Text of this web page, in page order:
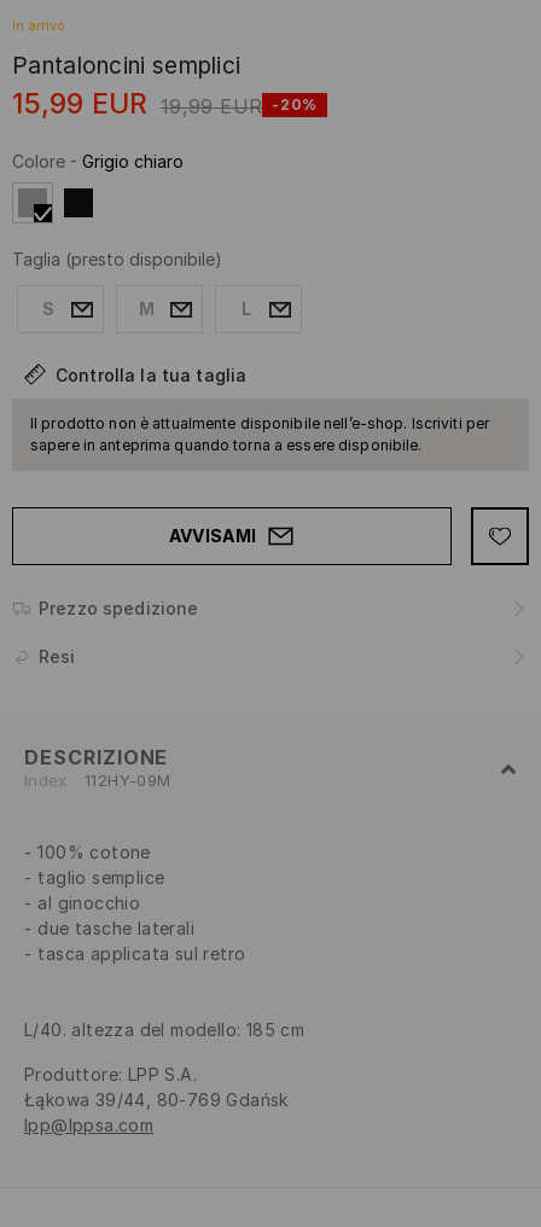
In arrivo
Pantaloncini semplici
15,99 EUR 19,99 EUR -20%
Colore - Grigio chiaro
Taglia (presto disponibile)
S M L
Controlla la tua taglia
Il prodotto non è attualmente disponibile nell’e-shop. Iscriviti per
sapere in anteprima quando torna a essere disponibile.
AVVISAMI
Prezzo spedizione
Resi
DESCRIZIONE
Index 112HY-09M
100% cotone
taglio semplice
al ginocchio
due tasche laterali
tasca applicata sul retro
L/40. altezza del modello: 185 cm
Produttore: LPP S.A.
Łąkowa 39/44, 80-769 Gdańsk
lpp@lppsa.com